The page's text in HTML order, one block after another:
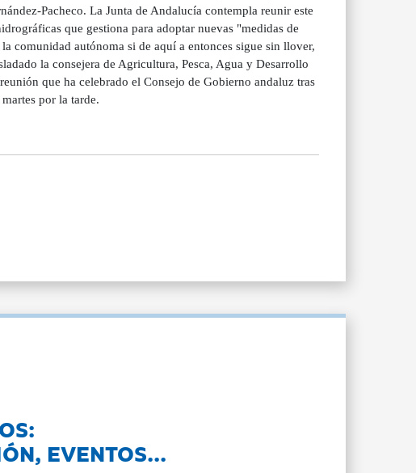
Pacheco. La Junta de Andalucía contempla reunir este
que gestiona para adoptar nuevas "medidas de
comunidad autónoma si de aquí a entonces sigue sin llover,
la consejera de Agricultura, Pesca, Agua y Desarrollo
que ha celebrado el Consejo de Gobierno andaluz tras
por la tarde.
EVENTOS...